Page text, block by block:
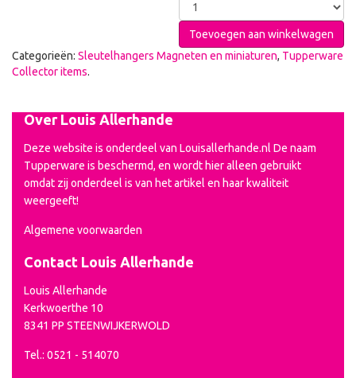
Toevoegen aan winkelwagen
Categorieën: Sleutelhangers Magneten en miniaturen, Tupperware
Collector items.
Over Louis Allerhande
Deze website is onderdeel van Louisallerhande.nl De naam
Tupperware is beschermd, en wordt hier alleen gebruikt
omdat zij onderdeel is van het artikel en haar kwaliteit
weergeeft!
Algemene voorwaarden
Contact Louis Allerhande
Louis Allerhande
Kerkwoerthe 10
8341 PP STEENWIJKERWOLD
Tel.: 0521 - 514070